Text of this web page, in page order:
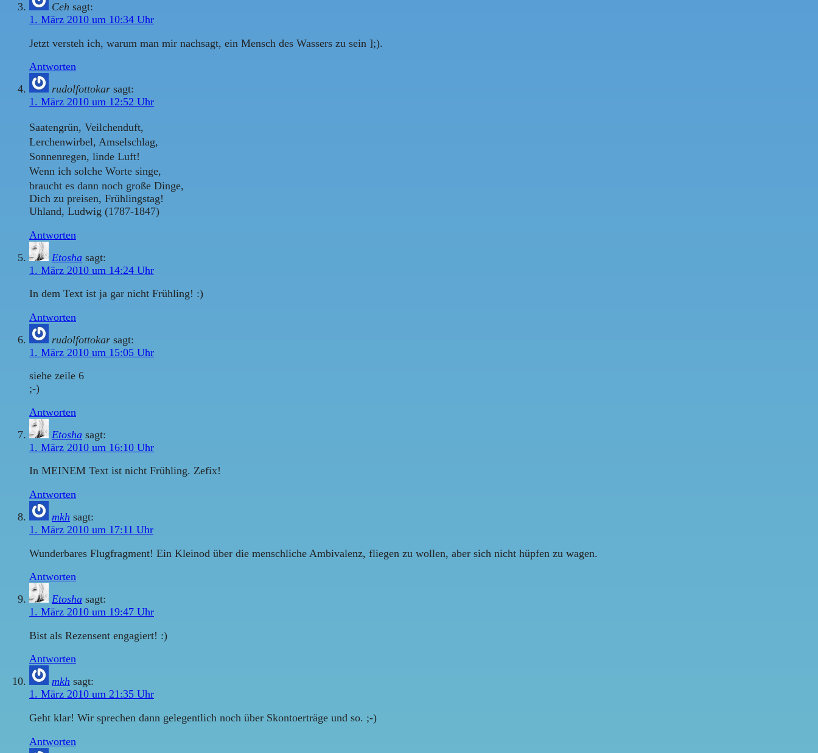
Ceh sagt:
1. März 2010 um 10:34 Uhr
Jetzt versteh ich, warum man mir nachsagt, ein Mensch des Wassers zu sein ];).
Antworten
rudolfottokar sagt:
1. März 2010 um 12:52 Uhr
Saatengrün, Veilchenduft,
Lerchenwirbel, Amselschlag,
Sonnenregen, linde Luft!
Wenn ich solche Worte singe,
braucht es dann noch große Dinge,
Dich zu preisen, Frühlingstag!
Uhland, Ludwig (1787-1847)
Antworten
Etosha sagt:
1. März 2010 um 14:24 Uhr
In dem Text ist ja gar nicht Frühling! :)
Antworten
rudolfottokar sagt:
1. März 2010 um 15:05 Uhr
siehe zeile 6
;-)
Antworten
Etosha sagt:
1. März 2010 um 16:10 Uhr
In MEINEM Text ist nicht Frühling. Zefix!
Antworten
mkh sagt:
1. März 2010 um 17:11 Uhr
Wunderbares Flugfragment! Ein Kleinod über die menschliche Ambivalenz, fliegen zu wollen, aber sich nicht hüpfen zu wagen.
Antworten
Etosha sagt:
1. März 2010 um 19:47 Uhr
Bist als Rezensent engagiert! :)
Antworten
mkh sagt:
1. März 2010 um 21:35 Uhr
Geht klar! Wir sprechen dann gelegentlich noch über Skontoerträge und so. ;-)
Antworten